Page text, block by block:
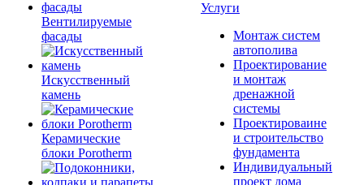
Вентилируемые
фасады
Искусственный
камень
Керамические
блоки Porotherm
Услуги
Монтаж систем
автополива
Проектирование
и монтаж
дренажной
системы
Проектироваине
и строительство
фундамента
Индивидуальный
проект дома